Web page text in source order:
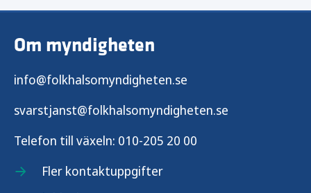
Om myndigheten
info@folkhalsomyndigheten.se
svarstjanst@folkhalsomyndigheten.se
Telefon till växeln: 010-205 20 00
Fler kontaktuppgifter